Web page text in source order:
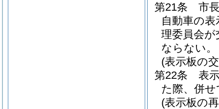
第21条
市
自動車の
理委員会
ならない。
(表示板の
第22条
表
た際、併
(表示板の